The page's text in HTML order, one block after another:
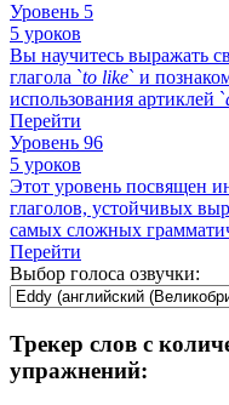
Уровень 5
5 уроков
Вы научитесь выражать
глагола `to like` и
использования артиклей `
Перейти
Уровень 96
5 уроков
Этот уровень посвящен
глаголов, устойчивых
самых сложных
Перейти
Выбор голоса озвучки:
Трекер слов с
упражнений: